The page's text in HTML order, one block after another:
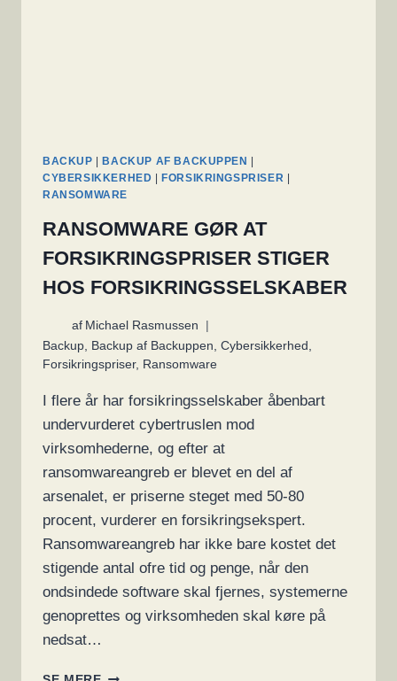
BACKUP BACKUP AF BACKUPPEN
CYBERSIKKERHED
FORSIKRINGSPRISER
RANSOMWARE
RANSOMWARE GØR AT
FORSIKRINGSPRISER STIGER
HOS FORSIKRINGSSELSKABER
af Michael Rasmussen
Backup
Backup af Backuppen Cybersikkerhed
Forsikringspriser, Ransomware
I flere år har forsikringsselskaber åbenbart
undervurderet cybertruslen mod
virksomhederne, og efter at
ransomwareangreb er blevet en del af
arsenalet, er priserne steget med 50-80
procent, vurderer en forsikringsekspert.
Ransomwareangreb har ikke bare kostet det
stigende antal ofre tid og penge, når den
ondsindede software skal fjernes, systemerne
genoprettes og virksomheden skal køre på
nedsat…
RANSOMWARE